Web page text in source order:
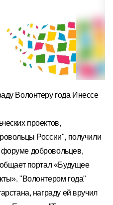
Волонтеру года Инессе
проектов,
России", получили
добровольцев,
портал «Будущее
"Волонтером года"
награду ей вручил